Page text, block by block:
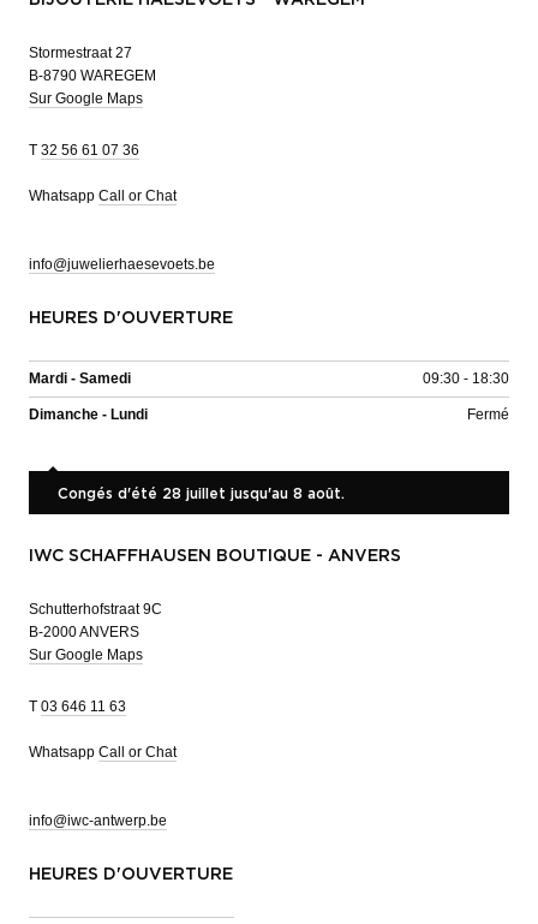
Stormestraat 27
B-8790 WAREGEM
Sur Google Maps
T 32 56 61 07 36
Whatsapp Call or Chat
info@juwelierhaesevoets.be
HEURES D'OUVERTURE
Mardi - Samedi 09:30 - 18:30
Dimanche - Lundi Fermé
Congés d'été 28 juillet jusqu'au 8 août.
IWC SCHAFFHAUSEN BOUTIQUE - ANVERS
Schutterhofstraat 9C
B-2000 ANVERS
Sur Google Maps
T 03 646 11 63
Whatsapp Call or Chat
info@iwc-antwerp.be
HEURES D'OUVERTURE